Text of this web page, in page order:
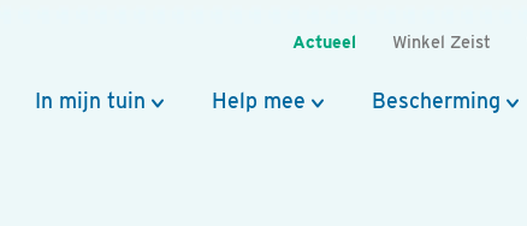
Actueel Winkel Zeist
In mijn tuin Help mee Bescherming